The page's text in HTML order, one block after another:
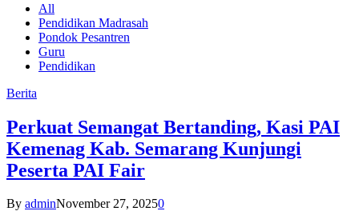
All
Pendidikan Madrasah
Pondok Pesantren
Guru
Pendidikan
Berita
Perkuat Semangat Bertanding, Kasi PAI
Kemenag Kab. Semarang Kunjungi
Peserta PAI Fair
By adminNovember 27, 20250